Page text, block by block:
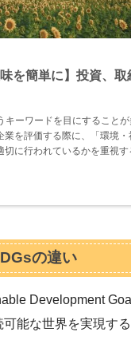
を簡単に】投資、取
キーワードを目にすること
業を評価する際に、「環境
切に行われているかを重視す
の違い
Development
能な世界を実現す